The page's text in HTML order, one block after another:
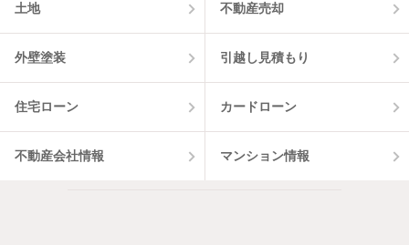
土地 不動産売却
外壁塗装 引越し見積もり
住宅ローン カードローン
不動産会社情報 マンション情報